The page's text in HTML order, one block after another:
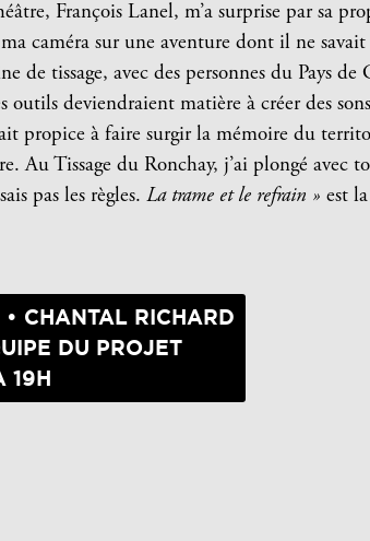
François Lanel, m’a surprise par sa
caméra sur une aventure dont il ne
de tissage, avec des personnes du Pays de
outils deviendraient matière à créer des
propice à faire surgir la mémoire du
Au Tissage du Ronchay, j’ai plongé avec
pas les règles.La trame et le refrain » est
CHANTAL RICHARD
DU PROJET
19H